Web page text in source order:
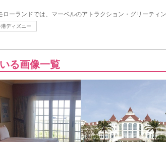
ローランドでは、マーベルのアトラクション・グリーティ
港ディズニー
る画像一覧